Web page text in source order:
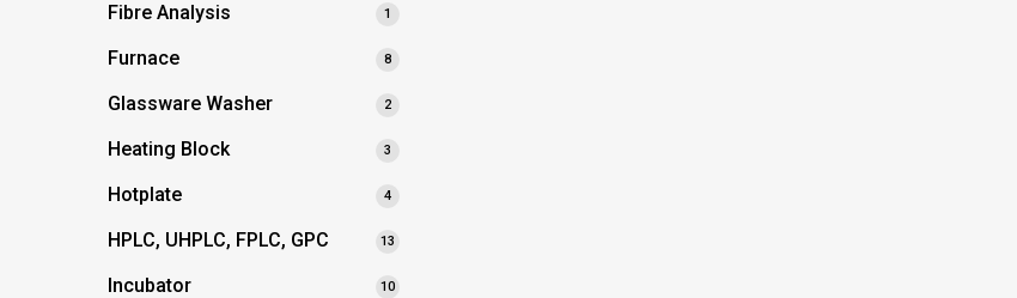
Fibre Analysis 1
Furnace 8
Glassware Washer 2
Heating Block 3
Hotplate 4
HPLC, UHPLC, FPLC, GPC 13
Incubator 10